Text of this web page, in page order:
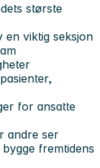
største
en viktig seksjon
for ansatte
andre ser
fremtidens